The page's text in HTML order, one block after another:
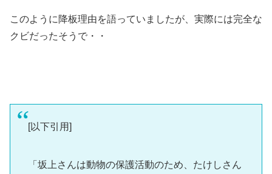
このように降板理由を語っていましたが、実際には完全な
クビだったそうで・・
[以下引用]
「坂上さんは動物の保護活動のため、たけしさん